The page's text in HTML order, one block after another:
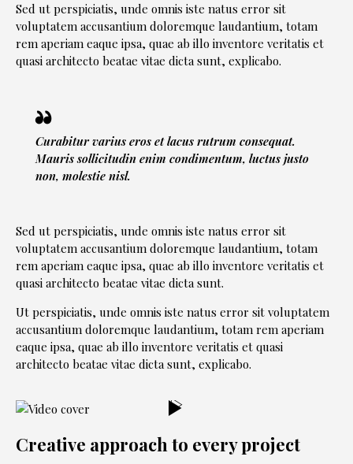
Sed ut perspiciatis, unde omnis iste natus error sit
voluptatem accusantium doloremque laudantium, totam
rem aperiam eaque ipsa, quae ab illo inventore veritatis et
quasi architecto beatae vitae dicta sunt, explicabo.
Curabitur varius eros et lacus rutrum consequat.
Mauris sollicitudin enim condimentum, luctus justo
non, molestie nisl.
Sed ut perspiciatis, unde omnis iste natus error sit
voluptatem accusantium doloremque laudantium, totam
rem aperiam eaque ipsa, quae ab illo inventore veritatis et
quasi architecto beatae vitae dicta sunt.
Ut perspiciatis, unde omnis iste natus error sit voluptatem
accusantium doloremque laudantium, totam rem aperiam
eaque ipsa, quae ab illo inventore veritatis et quasi
architecto beatae vitae dicta sunt, explicabo.
Creative approach to every project